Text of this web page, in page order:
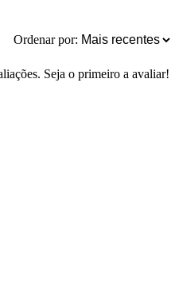
Ordenar por:
Seja o primeiro a avaliar!